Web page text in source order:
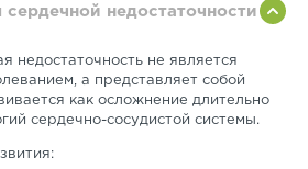
недостаточности
недостаточность не является
а представляет собой
как осложнение длительно
сердечно-сосудистой системы.